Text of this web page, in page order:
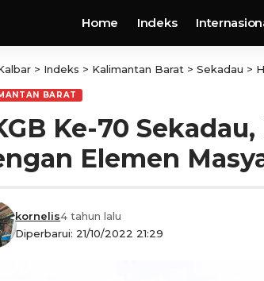
Home Indeks
> Indeks > Kalimantan Barat > Sekadau >
BARAT
Ke-70
Elemen
Diperbarui: 21/10/2022 21:29
kornelis4 tahun lalu